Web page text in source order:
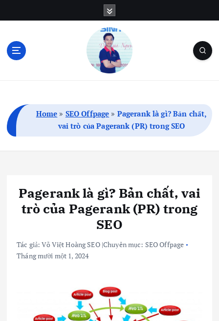
Home » SEO Offpage » Pagerank là gì? Bản chất,
vai trò của Pagerank (PR) trong SEO
Pagerank là gì? Bản chất, vai
trò của Pagerank (PR) trong
SEO
Tác giả:Võ Việt Hoàng SEO|Chuyên mục: SEO Offpage
Tháng mười một 1, 2024